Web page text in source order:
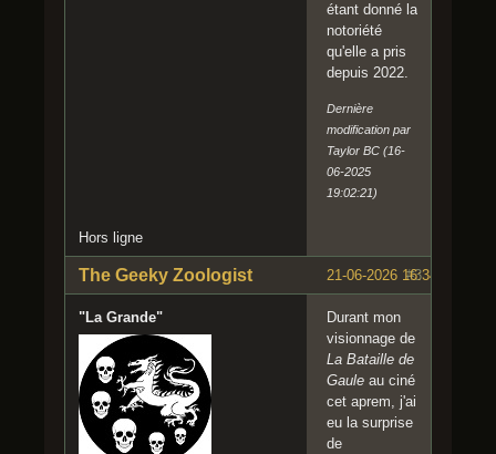
étant donné la
notoriété
qu'elle a pris
depuis 2022.
Dernière
modification par
Taylor BC (16-
06-2025
19:02:21)
Hors ligne
#3
21-06-2026 16:34:40
The Geeky Zoologist
"La Grande"
Durant mon
visionnage de
La Bataille de
Gaule au ciné
cet aprem, j'ai
eu la surprise
de